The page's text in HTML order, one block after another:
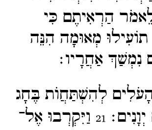
הַרְאִיתֶם כִּי
מְאוּמָה הִנֵּה
נִמְשַׁךְ אַחֲרָיו׃
לְהִשְׁתַּחֲוֺת בֶּחָג
21 וַיִּקְרְבוּ אֶל־​